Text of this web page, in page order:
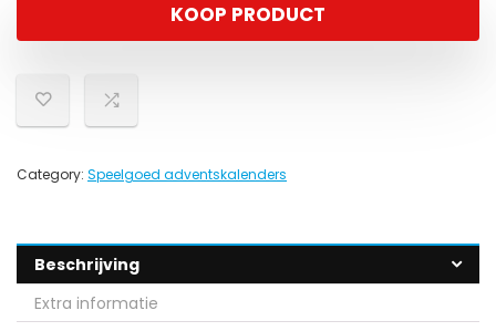
KOOP PRODUCT
Category: Speelgoed adventskalenders
Beschrijving
Extra informatie